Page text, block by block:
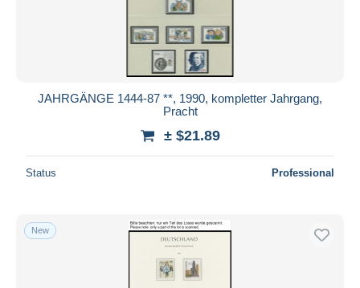
JAHRGÄNGE 1444-87 **, 1990, kompletter Jahrgang,
Pracht
± $21.89
Status Professional
New